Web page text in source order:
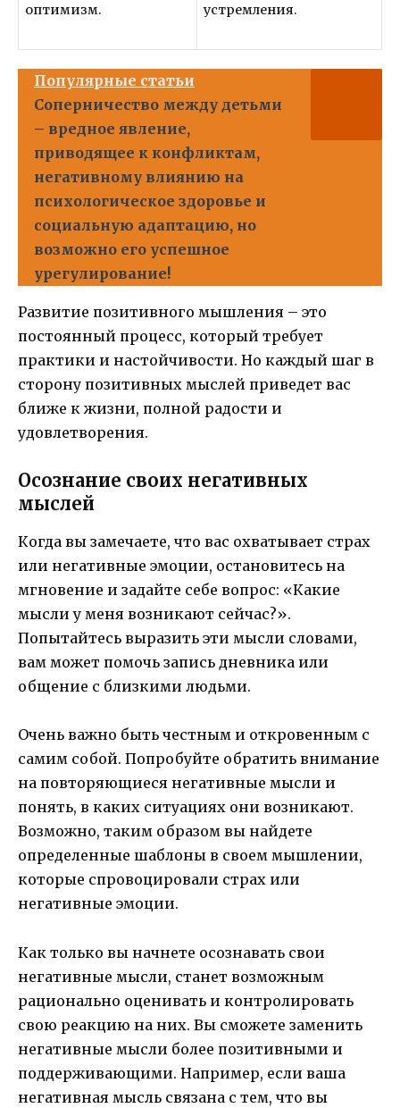
оптимизм.
устремления.
Популярные статьи
Соперничество между детьми
– вредное явление,
приводящее к конфликтам,
негативному влиянию на
психологическое здоровье и
социальную адаптацию, но
возможно его успешное
урегулирование!
Развитие позитивного мышления – это
постоянный процесс, который требует
практики и настойчивости. Но каждый шаг в
сторону позитивных мыслей приведет вас
ближе к жизни, полной радости и
удовлетворения.
Осознание своих негативных
мыслей
Когда вы замечаете, что вас охватывает страх
или негативные эмоции, остановитесь на
мгновение и задайте себе вопрос: «Какие
мысли у меня возникают сейчас?».
Попытайтесь выразить эти мысли словами,
вам может помочь запись дневника или
общение с близкими людьми.
Очень важно быть честным и откровенным с
самим собой. Попробуйте обратить внимание
на повторяющиеся негативные мысли и
понять, в каких ситуациях они возникают.
Возможно, таким образом вы найдете
определенные шаблоны в своем мышлении,
которые спровоцировали страх или
негативные эмоции.
Как только вы начнете осознавать свои
негативные мысли, станет возможным
рационально оценивать и контролировать
свою реакцию на них. Вы сможете заменить
негативные мысли более позитивными и
поддерживающими. Например, если ваша
негативная мысль связана с тем, что вы